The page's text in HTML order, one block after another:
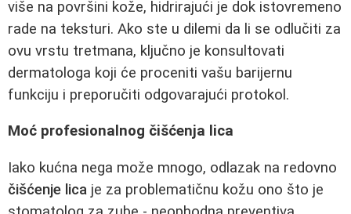
više na površini kože, hidrirajući je dok istovremeno
rade na teksturi. Ako ste u dilemi da li se odlučiti za
ovu vrstu tretmana, ključno je konsultovati
dermatologa koji će proceniti vašu barijernu
funkciju i preporučiti odgovarajući protokol.
Moć profesionalnog čišćenja lica
Iako kućna nega može mnogo, odlazak na redovno
čišćenje lica je za problematičnu kožu ono što je